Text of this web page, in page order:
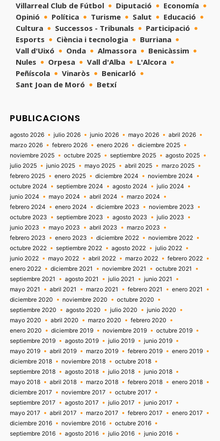
Villarreal Club de Fútbol
Diputació
Economía
Opinió
Política Turisme Salut
Educació
Cultura
Successos - Tribunals
Participació
Esports
Ciència i tecnologia
Burriana
Vall d'Uixó
Onda Almassora
Benicàssim
Nules
Orpesa Vall d'Alba
L'Alcora
Peñíscola
Vinaròs
Benicarló
Sant Joan de Moró
Betxí
PUBLICACIONS
agosto 2026 julio 2026 junio 2026 mayo 2026
abril 2026
marzo 2026
febrero 2026 enero 2026
diciembre 2025
noviembre 2025
octubre 2025 septiembre 2025
agosto 2025
julio 2025
junio 2025 mayo 2025 abril 2025
marzo 2025
febrero 2025
enero 2025 diciembre 2024
noviembre 2024
octubre 2024
septiembre 2024 agosto 2024
julio 2024
junio 2024
mayo 2024 abril 2024
marzo 2024
febrero 2024
enero 2024 diciembre 2023
noviembre 2023
octubre 2023
septiembre 2023 agosto 2023
julio 2023
junio 2023
mayo 2023 abril 2023
marzo 2023
febrero 2023
enero 2023 diciembre 2022
noviembre 2022
octubre 2022
septiembre 2022 agosto 2022
julio 2022
junio 2022
mayo 2022 abril 2022 marzo 2022
febrero 2022
enero 2022
diciembre 2021 noviembre 2021
octubre 2021
septiembre 2021
agosto 2021 julio 2021
junio 2021
mayo 2021
abril 2021 marzo 2021 febrero 2021
enero 2021
diciembre 2020
noviembre 2020
octubre 2020
septiembre 2020
agosto 2020 julio 2020
junio 2020
mayo 2020
abril 2020 marzo 2020
febrero 2020
enero 2020
diciembre 2019 noviembre 2019
octubre 2019
septiembre 2019
agosto 2019 julio 2019
junio 2019
mayo 2019
abril 2019 marzo 2019 febrero 2019
enero 2019
diciembre 2018
noviembre 2018
octubre 2018
septiembre 2018
agosto 2018 julio 2018
junio 2018
mayo 2018
abril 2018 marzo 2018 febrero 2018
enero 2018
diciembre 2017
noviembre 2017
octubre 2017
septiembre 2017
agosto 2017 julio 2017
junio 2017
mayo 2017
abril 2017 marzo 2017 febrero 2017
enero 2017
diciembre 2016
noviembre 2016
octubre 2016
septiembre 2016
agosto 2016 julio 2016
junio 2016